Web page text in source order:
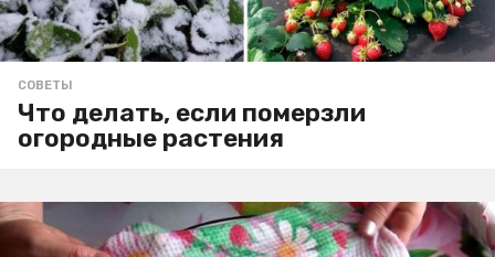
СОВЕТЫ
Что делать, если померзли
огородные растения